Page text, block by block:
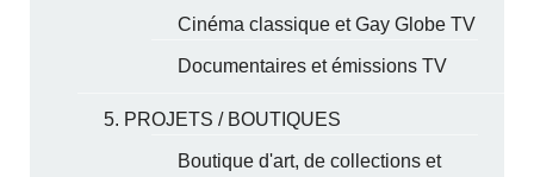
Cinéma classique et Gay Globe TV
Documentaires et émissions TV
5. PROJETS / BOUTIQUES
Boutique d'art, de collections et